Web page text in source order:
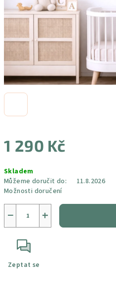
1 290 Kč
cena:
Skladem
Můžeme doručit do:
11.8.2026
Možnosti doručení
+
−
Zeptat se